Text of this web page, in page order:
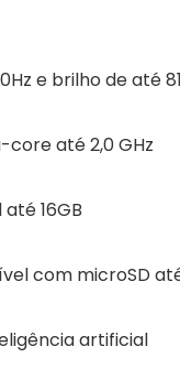
e brilho de até
core até 2,0 GHz
16GB
com microSD até
artificial